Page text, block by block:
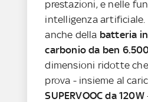
prestazioni, e nelle
intelligenza artificiale.
anche della batteria
carbonio da ben
dimensioni ridotte
prova - insieme al
SUPERVOOC da 120W